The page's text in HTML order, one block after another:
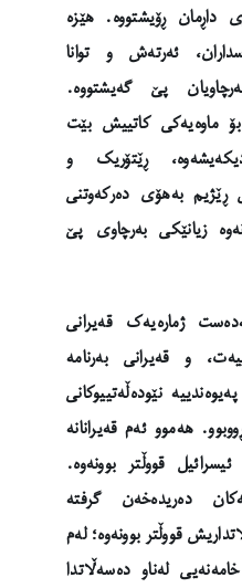
داڕمان ڕۆیشتووە. هێزە
ئەرتەش و توانا
پێ گەیشتووە.
بۆ ماوەیەکی کاتییش بێت
ڕێتۆریک و
ڕێژیم بەهۆی دەرکەوتنی
زیانێکی بەرچاوی پێ
ژمارەیەک قەیرانی
و قەیرانی بەرنامە
نێودەڵەتییوکانی
هەموو ئەم قەیرانانە
قووڵتر بوونەوە.
دەریدەخەن گرفتە
قووڵتر بوونەوە؛ لەم
لەناو دەسەڵاتدا